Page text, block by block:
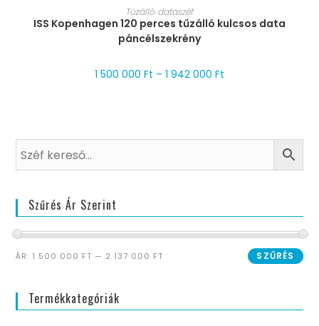
MÉRET VÁLASZTÁSA
Tűzálló dataszéf
ISS Kopenhagen 120 perces tűzálló kulcsos data
páncélszekrény
1 500 000 Ft – 1 942 000 Ft
Szűrés Ár Szerint
SZŰRÉS
ÁR: 1 500 000 FT — 2 137 000 FT
Termékkategóriák